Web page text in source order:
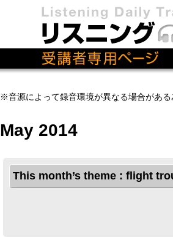
※音源によって録音環境が異なる場合があ
May 2014
This month’s theme : flight